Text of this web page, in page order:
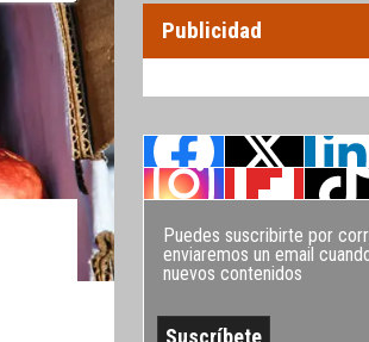
Publicidad
Puedes suscribirte por
enviaremos un email
nuevos contenidos